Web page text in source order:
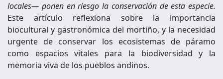
locales— ponen en riesgo la conservación de esta especie.
Este artículo reflexiona sobre la importancia
biocultural y gastronómica del mortiño, y la necesidad
urgente de conservar los ecosistemas de páramo
como espacios vitales para la biodiversidad y la
memoria viva de los pueblos andinos.